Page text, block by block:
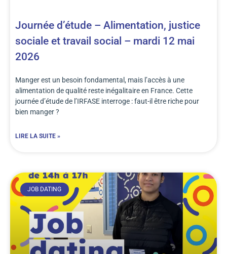
Journée d’étude – Alimentation, justice
sociale et travail social – mardi 12 mai
2026
Manger est un besoin fondamental, mais l’accès à une
alimentation de qualité reste inégalitaire en France. Cette
journée d’étude de l’IRFASE interroge : faut-il être riche pour
bien manger ?
LIRE LA SUITE »
JOB DATING